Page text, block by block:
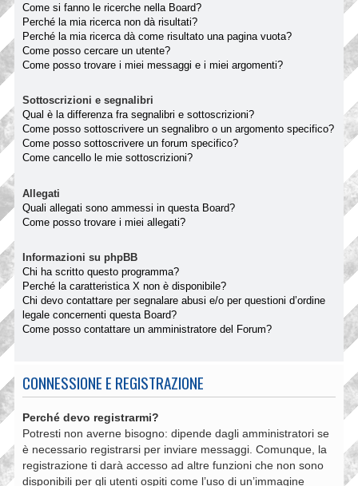
Come si fanno le ricerche nella Board?
Perché la mia ricerca non dà risultati?
Perché la mia ricerca dà come risultato una pagina vuota?
Come posso cercare un utente?
Come posso trovare i miei messaggi e i miei argomenti?
Sottoscrizioni e segnalibri
Qual è la differenza fra segnalibri e sottoscrizioni?
Come posso sottoscrivere un segnalibro o un argomento specifico?
Come posso sottoscrivere un forum specifico?
Come cancello le mie sottoscrizioni?
Allegati
Quali allegati sono ammessi in questa Board?
Come posso trovare i miei allegati?
Informazioni su phpBB
Chi ha scritto questo programma?
Perché la caratteristica X non è disponibile?
Chi devo contattare per segnalare abusi e/o per questioni d’ordine
legale concernenti questa Board?
Come posso contattare un amministratore del Forum?
CONNESSIONE E REGISTRAZIONE
Perché devo registrarmi?
Potresti non averne bisogno: dipende dagli amministratori se
è necessario registrarsi per inviare messaggi. Comunque, la
registrazione ti darà accesso ad altre funzioni che non sono
disponibili per gli utenti ospiti come l’uso di un’immagine